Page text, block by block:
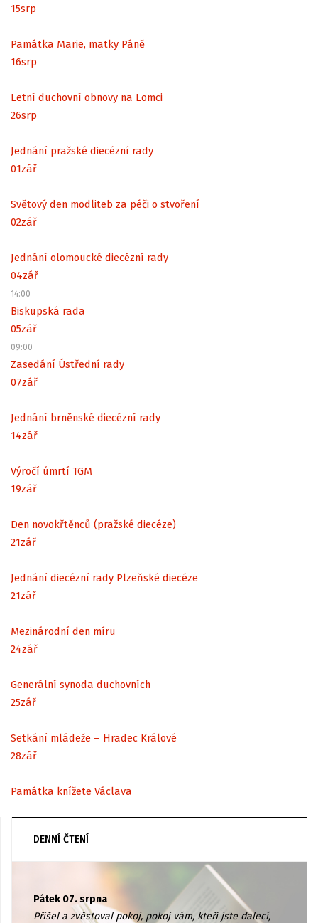
15srp
Památka Marie, matky Páně
16srp
Letní duchovní obnovy na Lomci
26srp
Jednání pražské diecézní rady
01zář
Světový den modliteb za péči o stvoření
02zář
Jednání olomoucké diecézní rady
04zář
14:00
Biskupská rada
05zář
09:00
Zasedání Ústřední rady
07zář
Jednání brněnské diecézní rady
14zář
Výročí úmrtí TGM
19zář
Den novokřtěnců (pražské diecéze)
21zář
Jednání diecézní rady Plzeňské diecéze
21zář
Mezinárodní den míru
24zář
Generální synoda duchovních
25zář
Setkání mládeže – Hradec Králové
28zář
Památka knížete Václava
DENNÍ ČTENÍ
Pátek 07. srpna
Přišel a zvěstoval pokoj, pokoj vám, kteří jste dalecí,